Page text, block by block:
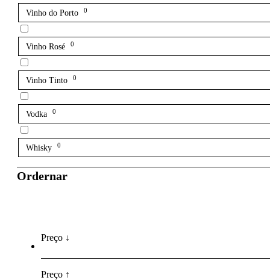
Vinho do Porto 0
Vinho Rosé 0
Vinho Tinto 0
Vodka 0
Whisky 0
Ordernar
Preço ↓
Preço ↑